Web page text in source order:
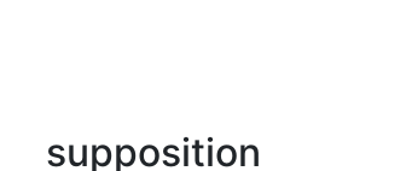
supposition